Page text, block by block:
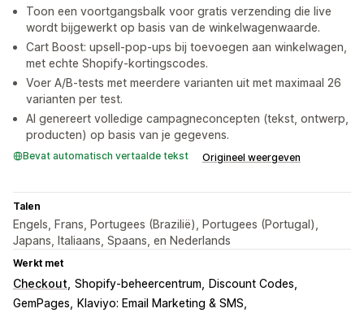
Toon een voortgangsbalk voor gratis verzending die live
wordt bijgewerkt op basis van de winkelwagenwaarde.
Cart Boost: upsell-pop-ups bij toevoegen aan winkelwagen,
met echte Shopify-kortingscodes.
Voer A/B-tests met meerdere varianten uit met maximaal 26
varianten per test.
AI genereert volledige campagneconcepten (tekst, ontwerp,
producten) op basis van je gegevens.
Bevat automatisch vertaalde tekst Origineel weergeven
Talen
Engels, Frans, Portugees (Brazilië), Portugees (Portugal),
Japans, Italiaans, Spaans, en Nederlands
Werkt met
Checkout Shopify-beheercentrum
Discount Codes
GemPages
Klaviyo: Email Marketing & SMS